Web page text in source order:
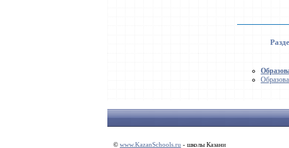
© www.KazanSchools.ru - школы Казани